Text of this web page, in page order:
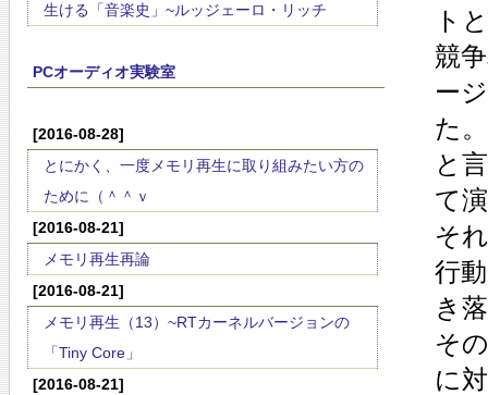
生ける「音楽史」~ルッジェーロ・リッチ
PCオーディオ実験室
[2016-08-28]
とにかく、一度メモリ再生に取り組みたい方の
ために（＾＾ｖ
[2016-08-21]
メモリ再生再論
[2016-08-21]
メモリ再生（13）~RTカーネルバージョンの
「Tiny Core」
[2016-08-21]
ト
競
ー
た
と
て
そ
行
き
そ
に